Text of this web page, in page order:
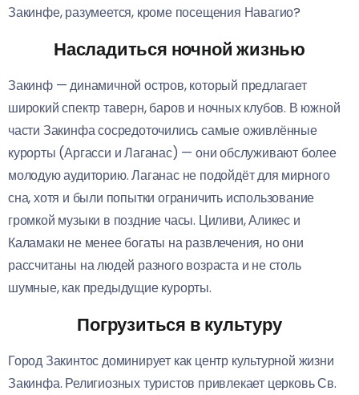
Закинфе, разумеется, кроме посещения Навагио?
Насладиться ночной жизнью
Закинф — динамичной остров, который предлагает
широкий спектр таверн, баров и ночных клубов. В южной
части Закинфа сосредоточились самые оживлённые
курорты (Аргасси и Лаганас) — они обслуживают более
молодую аудиторию. Лаганас не подойдёт для мирного
сна, хотя и были попытки ограничить использование
громкой музыки в поздние часы. Циливи, Аликес и
Каламаки не менее богаты на развлечения, но они
рассчитаны на людей разного возраста и не столь
шумные, как предыдущие курорты.
Погрузиться в культуру
Город Закинтос доминирует как центр культурной жизни
Закинфа. Религиозных туристов привлекает церковь Св.